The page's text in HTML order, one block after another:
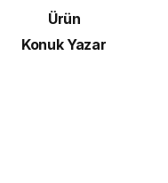
Ürün
Konuk Yazar